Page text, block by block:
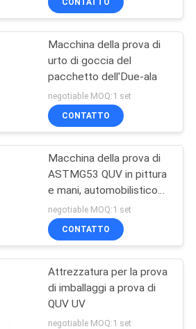
CONTATTO
Macchina della prova di
urto di goccia del
pacchetto dell'Due-ala
negotiable MOQ:1 set
CONTATTO
Macchina della prova di
ASTMG53 QUV in pittura
e mani, automobilistico
UV, plastica ecc
negotiable MOQ:1 set
CONTATTO
Attrezzatura per la prova
di imballaggi a prova di
QUV UV
negotiable MOQ:1 set